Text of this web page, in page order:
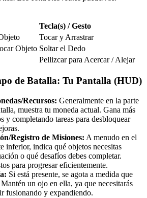
Tecla(s) / Gesto
Tocar y Arrastrar
Objeto Soltar el Dedo
Pellizcar para Acercar / Alejar
de Batalla: Tu Pantalla (HUD)
Recursos: Generalmente en la parte
muestra tu moneda actual. Gana más
y completando tareas para desbloquear
Registro de Misiones: A menudo en el
inferior, indica qué objetos necesitas
o qué desafíos debes completar.
para progresar eficientemente.
Si está presente, se agota a medida que
un ojo en ella, ya que necesitarás
fusionando y expandiendo.